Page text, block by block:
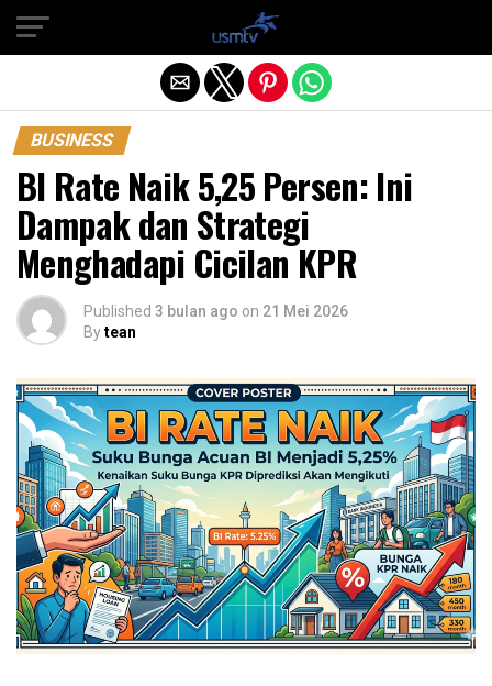
BUSINESS
BI Rate Naik 5,25 Persen: Ini
Dampak dan Strategi
Menghadapi Cicilan KPR
Published 3 bulan ago on 21 Mei 2026
Bytean
Exit mobile version